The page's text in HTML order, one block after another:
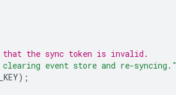
that the sync token is invalid.
event store and re-syncing."
);